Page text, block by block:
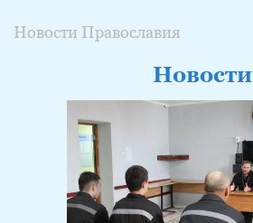
Новости Православия
Новости